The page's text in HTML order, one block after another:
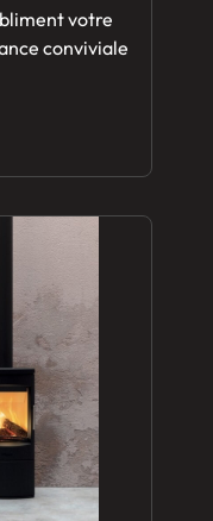
votre
conviviale